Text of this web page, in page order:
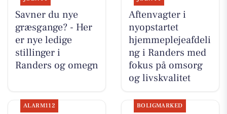
Savner du nye
græsgange? - Her
er nye ledige
stillinger i
Randers og omegn
Aftenvagter i
nyopstartet
hjemmeplejeafdeli
ng i Randers med
fokus på omsorg
og livskvalitet
ALARM112 BOLIGMARKED